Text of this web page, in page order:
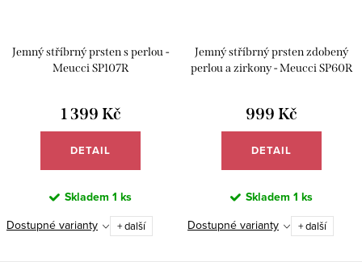
Jemný stříbrný prsten s perlou -
Meucci SP107R
1 399 Kč
DETAIL
Skladem 1 ks
Dostupné varianty + další
Jemný stříbrný prsten zdobený
perlou a zirkony - Meucci SP60R
999 Kč
DETAIL
Skladem 1 ks
Dostupné varianty + další